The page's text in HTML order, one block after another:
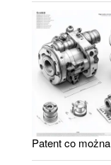
Patent co